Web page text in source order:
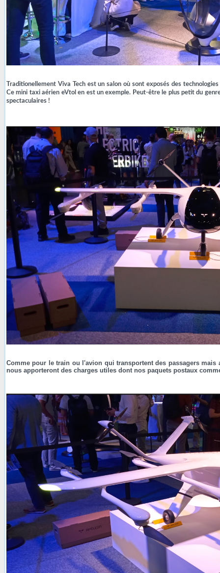
Traditionellement Viva Tech est un salon où sont exposés des
Ce mini taxi aérien eVtol en est un exemple. Peut-être le plus petit du
spectaculaires !
Comme pour le train ou l'avion qui transportent des passagers
nous apporteront des charges utiles dont nos paquets postaux